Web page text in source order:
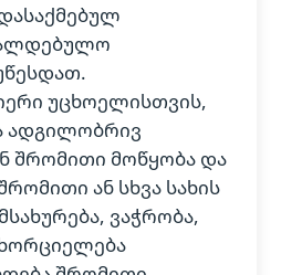
უცხოელისთვის,
ადგილობრივ
შრომითი მოწყობა და
ან სხვა სახის
ვაჭრობა,